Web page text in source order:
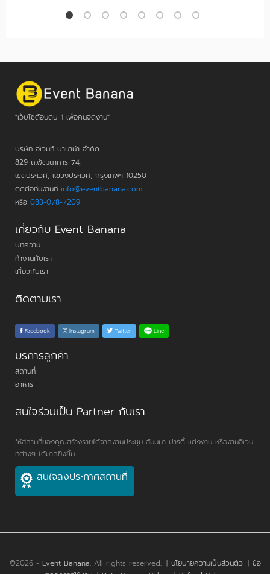
"เว็บไซต์อันดับ 1 เพื่อคนจัดงาน"
บริษัท อีเวนท์ บานาน่า จำกัด
829 ถ.พัฒนาการ 74,
เขตประเวศ, แขวงประเวศ, กรุงเทพฯ 10250
ติดต่อทีมงานที่ info@eventbanana.com
หรือ 083-078-7209
เกี่ยวกับ Event Banana
บทความ
ทำงานกับเรา
เกี่ยวกับเรา
ติดตามเรา
Facebook Instagram Twitter Line
บริการลูกค้า
สถานที่
อาหาร
สนใจร่วมเป็น Partner กับเรา
ให้สถานที่ของคุณสร้างรายได้จากงานประชุม สัมมนา ปาร์ตี้ แต่งงาน หรืองานอีเวน
ท์ต่างๆ ได้มากยิ่งขึ้น
สนใจลงประกาศสถานที่
©2026 - Event Banana. All rights reserved. | นโยบายความเป็นส่วนตัว | ข้อ